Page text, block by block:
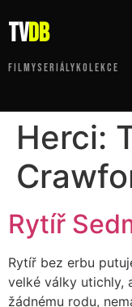
tvDB
FILMYSERIÁLY KOLEKCE
Herci:
Rytíř
Rytíř bez erbu
velké války utichly,
žádnému rodu,